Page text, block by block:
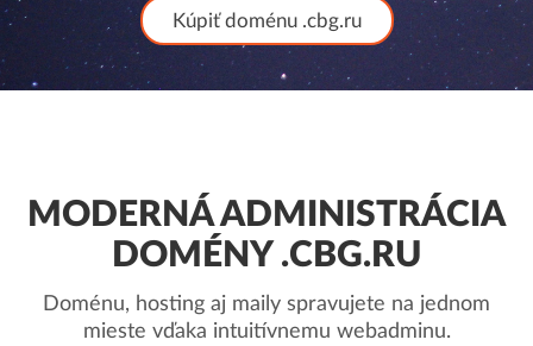
Kúpiť doménu .cbg.ru
MODERNÁ ADMINISTRÁCIA
DOMÉNY .CBG.RU
Doménu, hosting aj maily spravujete na jednom
mieste vďaka intuitívnemu webadminu.